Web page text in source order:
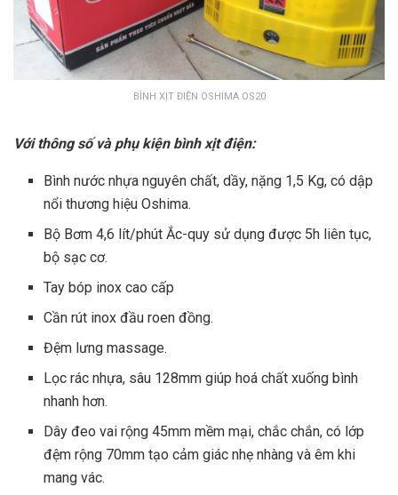
BÌNH XỊT ĐIỆN OSHIMA OS20
Với thông số và phụ kiện bình xịt điện:
Bình nước nhựa nguyên chất, dầy, nặng 1,5 Kg, có dập
nổi thương hiệu Oshima.
Bộ Bơm 4,6 lít/phút Ắc-quy sử dụng được 5h liên tục,
bộ sạc cơ.
Tay bóp inox cao cấp
Cần rút inox đầu roen đồng.
Đệm lưng massage.
Lọc rác nhựa, sâu 128mm giúp hoá chất xuống bình
nhanh hơn.
Dây đeo vai rộng 45mm mềm mại, chắc chắn, có lớp
đệm rộng 70mm tạo cảm giác nhẹ nhàng và êm khi
mang vác.